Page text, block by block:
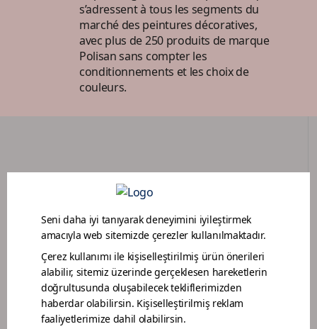
s’adressent à tous les segments du
marché des peintures décoratives,
avec plus de 250 produits de marque
Polisan sans compter les
conditionnements et les choix de
couleurs.
PORTAIL DES CONCESSIONNAIRES
PROGRAMME DE LOYAUTÉ POUR PEINTRES